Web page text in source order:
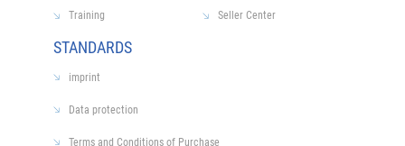
Training
Seller Center
STANDARDS
imprint
Data protection
Terms and Conditions of Purchase